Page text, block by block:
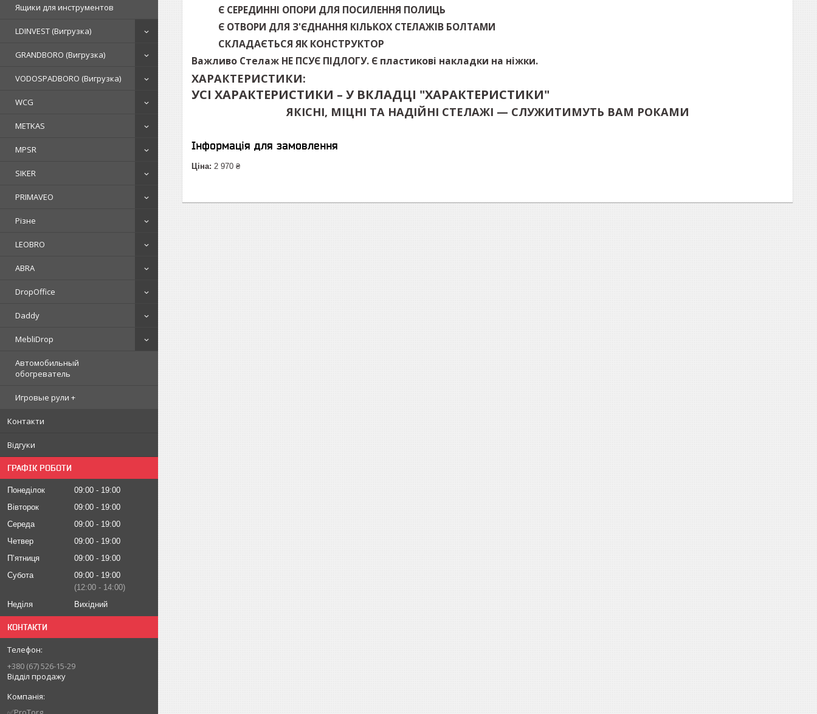
Ящики для инструментов
LDINVEST (Вигрузка)
GRANDBORO (Вигрузка)
VODOSPADBORO (Вигрузка)
WCG
METKAS
MPSR
SIKER
PRIMAVEO
Різне
LEOBRO
ABRA
DropOffice
Daddy
MebliDrop
Автомобильный
обогреватель
Игровые рули +
Контакти
Відгуки
ГРАФІК РОБОТИ
Понеділок 09:00
19:00
Вівторок
09:00
19:00
Середа
09:00
19:00
Четвер
09:00
19:00
Пʼятниця
09:00
19:00
Субота
09:00
19:00
12:00
14:00
Неділя
Вихідний
КОНТАКТИ
+380 (67) 526-15-29
Відділ продажу
Є СЕРЕДИННІ ОПОРИ ДЛЯ ПОСИЛЕННЯ ПОЛИЦЬ
Є ОТВОРИ ДЛЯ З'ЄДНАННЯ КІЛЬКОХ СТЕЛАЖІВ БОЛТАМИ
СКЛАДАЄТЬСЯ ЯК КОНСТРУКТОР
Важливо Стелаж НЕ ПСУЄ ПІДЛОГУ. Є пластикові накладки на ніжки.
ХАРАКТЕРИСТИКИ:
УСІ ХАРАКТЕРИСТИКИ – У ВКЛАДЦІ "ХАРАКТЕРИСТИКИ"
ЯКІСНІ, МІЦНІ ТА НАДІЙНІ СТЕЛАЖІ — СЛУЖИТИМУТЬ ВАМ РОКАМИ
Інформація для замовлення
Ціна: 2 970 ₴